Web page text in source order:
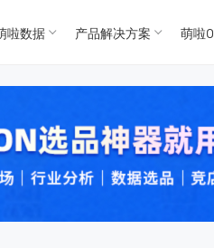
For
For
啦数据 产品解决方案 萌啦